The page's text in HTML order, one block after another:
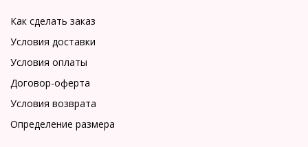
Как сделать заказ
Условия доставки
Условия оплаты
Договор-оферта
Условия возврата
Определение размера